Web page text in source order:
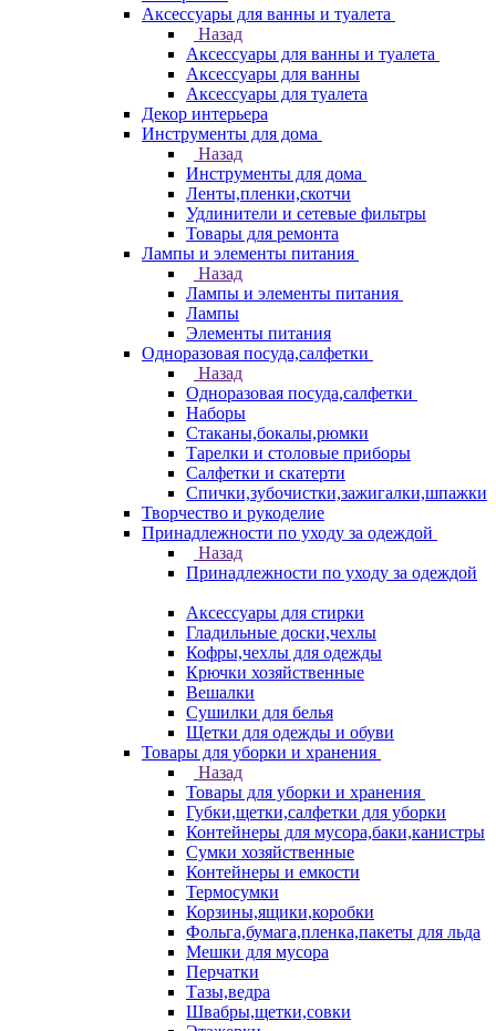
Аксессуары для ванны и туалета
Назад
Аксессуары для ванны и туалета
Аксессуары для ванны
Аксессуары для туалета
Декор интерьера
Инструменты для дома
Назад
Инструменты для дома
Ленты,пленки,скотчи
Удлинители и сетевые фильтры
Товары для ремонта
Лампы и элементы питания
Назад
Лампы и элементы питания
Лампы
Элементы питания
Одноразовая посуда,салфетки
Назад
Одноразовая посуда,салфетки
Наборы
Стаканы,бокалы,рюмки
Тарелки и столовые приборы
Салфетки и скатерти
Спички,зубочистки,зажигалки,шпажки
Творчество и рукоделие
Принадлежности по уходу за одеждой
Назад
Принадлежности по уходу за одеждой
Аксессуары для стирки
Гладильные доски,чехлы
Кофры,чехлы для одежды
Крючки хозяйственные
Вешалки
Сушилки для белья
Щетки для одежды и обуви
Товары для уборки и хранения
Назад
Товары для уборки и хранения
Губки,щетки,салфетки для уборки
Контейнеры для мусора,баки,канистры
Сумки хозяйственные
Контейнеры и емкости
Термосумки
Корзины,ящики,коробки
Фольга,бумага,пленка,пакеты для льда
Мешки для мусора
Перчатки
Тазы,ведра
Швабры,щетки,совки